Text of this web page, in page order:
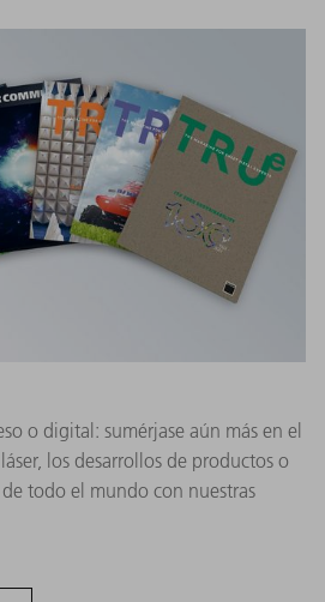
o digital: sumérjase aún más en el
los desarrollos de productos o
todo el mundo con nuestras